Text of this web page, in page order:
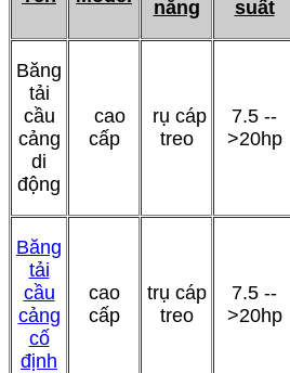
năng suất
Băng
tải
cầu
cảng
di
động
cao
cấp
rụ cáp
treo
7.5 --
>20hp
Băng
tải
cầu
cảng
cố
định
cao
cấp
trụ cáp
treo
7.5 --
>20hp